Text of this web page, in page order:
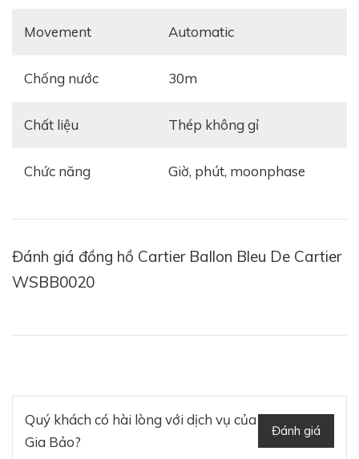
dây đeo tay làm từ da cá sấu màu đen bóng được
trang bị bộ khóa cài gập ẩn linh hoạt, cho phép người
Movement automatic
Chống nước 30m
Chất liệu thép không gỉ
Chức năng Giờ, phút, moonphase
Đánh giá đồng hồ Cartier Ballon Bleu De Cartier
WSBB0020
Quý khách có hài lòng với dịch vụ của
Gia Bảo?
Đánh giá